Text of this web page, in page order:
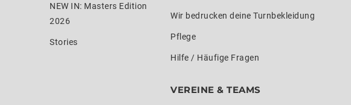
NEW IN: Masters Edition
2026
Stories
Wir bedrucken deine Turnbekleidung
Pflege
Hilfe / Häufige Fragen
VEREINE & TEAMS